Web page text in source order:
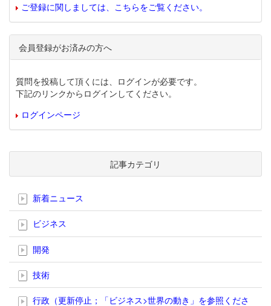
ご登録に関しましては、こちらをご覧ください。
会員登録がお済みの方へ
質問を投稿して頂くには、ログインが必要です。
下記のリンクからログインしてください。
ログインページ
記事カテゴリ
新着ニュース
ビジネス
開発
技術
行政（更新停止；「ビジネス>世界の動き」を参照くださ